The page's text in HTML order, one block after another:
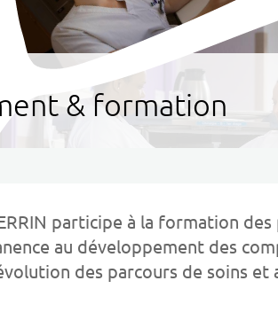
& formation
participe à la formation
au développement des
des parcours de soins